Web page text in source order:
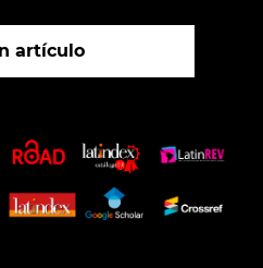
artículo